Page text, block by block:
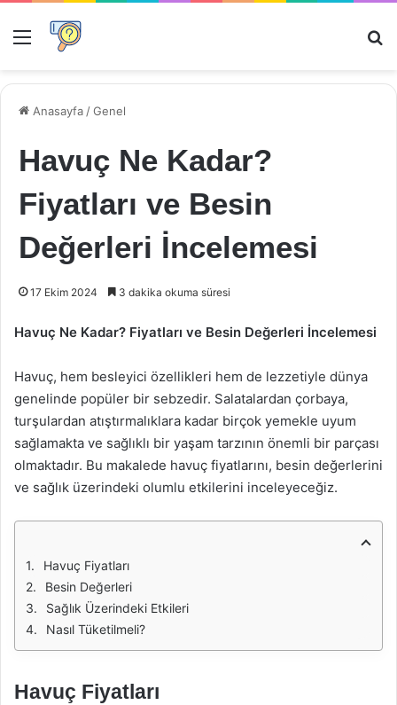
Menü
Anasayfa /Genel
Havuç Ne Kadar?
Fiyatları ve Besin
Değerleri İncelemesi
17 Ekim 2024 3 dakika okuma süresi
Havuç Ne Kadar? Fiyatları ve Besin Değerleri İncelemesi
Havuç, hem besleyici özellikleri hem de lezzetiyle dünya
genelinde popüler bir sebzedir. Salatalardan çorbaya,
turşulardan atıştırmalıklara kadar birçok yemekle uyum
sağlamakta ve sağlıklı bir yaşam tarzının önemli bir parçası
olmaktadır. Bu makalede havuç fiyatlarını, besin değerlerini
ve sağlık üzerindeki olumlu etkilerini inceleyeceğiz.
Havuç Fiyatları
Besin Değerleri
Sağlık Üzerindeki Etkileri
Nasıl Tüketilmeli?
Havuç Fiyatları